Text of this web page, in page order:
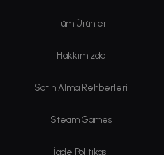
Tüm Ürünler
Hakkımızda
Satın Alma Rehberleri
Steam Games
İade Politikası